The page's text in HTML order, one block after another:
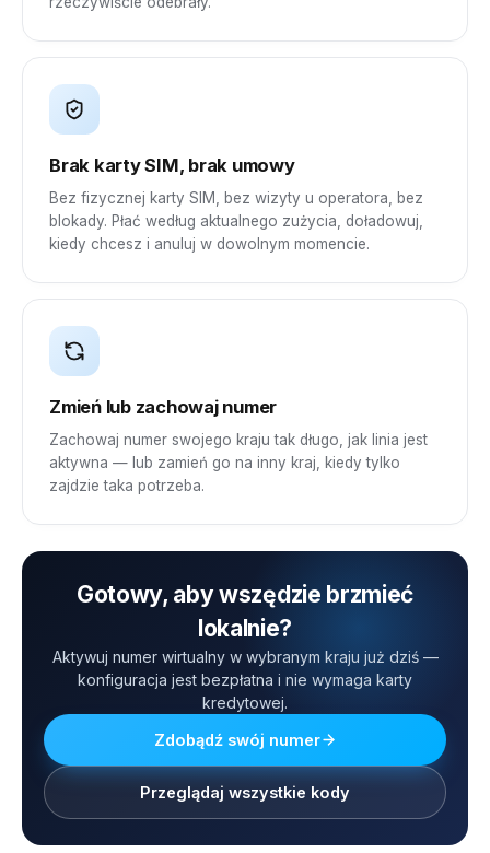
Brak karty SIM, brak umowy
Bez fizycznej karty SIM, bez wizyty u operatora, bez
blokady. Płać według aktualnego zużycia, doładowuj,
kiedy chcesz i anuluj w dowolnym momencie.
Zmień lub zachowaj numer
Zachowaj numer swojego kraju tak długo, jak linia jest
aktywna — lub zamień go na inny kraj, kiedy tylko
zajdzie taka potrzeba.
Gotowy, aby wszędzie brzmieć
lokalnie?
Aktywuj numer wirtualny w wybranym kraju już dziś —
konfiguracja jest bezpłatna i nie wymaga karty
kredytowej.
Zdobądź swój numer
Przeglądaj wszystkie kody